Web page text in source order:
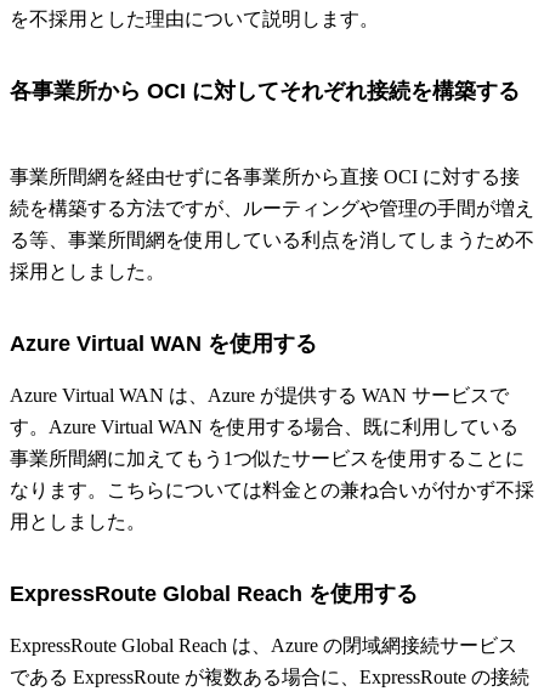
を不採用とした理由について説明します。
各事業所から OCI に対してそれぞれ接続を構築する
事業所間網を経由せずに各事業所から直接 OCI に対する接
続を構築する方法ですが、ルーティングや管理の手間が増え
る等、事業所間網を使用している利点を消してしまうため不
採用としました。
Azure Virtual WAN を使用する
Azure Virtual WAN は、Azure が提供する WAN サービスで
す。Azure Virtual WAN を使用する場合、既に利用している
事業所間網に加えてもう1つ似たサービスを使用することに
なります。こちらについては料金との兼ね合いが付かず不採
用としました。
ExpressRoute Global Reach を使用する
ExpressRoute Global Reach は、Azure の閉域網接続サービス
である ExpressRoute が複数ある場合に、ExpressRoute の接続